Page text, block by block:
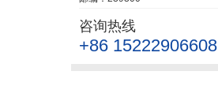
咨询热线
+86 15222906608